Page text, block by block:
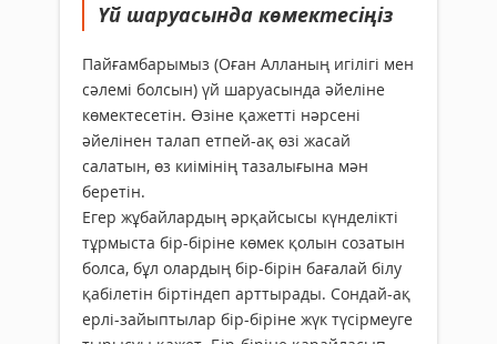
Үй шаруасында көмектесіңіз
Пайғамбарымыз (Оған Алланың игілігі мен
сәлемі болсын) үй шаруасында әйеліне
көмектесетін. Өзіне қажетті нәрсені
әйелінен талап етпей-ақ өзі жасай
салатын, өз киімінің тазалығына мән
беретін.
Егер жұбайлардың әрқайсысы күнделікті
тұрмыста бір-біріне көмек қолын созатын
болса, бұл олардың бір-бірін бағалай білу
қабілетін біртіндеп арттырады. Сондай-ақ
ерлі-зайыптылар бір-біріне жүк түсірмеуге